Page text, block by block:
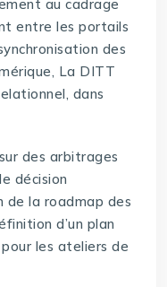
au cadrage
entre les portails
des
La DITT
dans
des arbitrages
décision
de la roadmap des
d’un plan
les ateliers de